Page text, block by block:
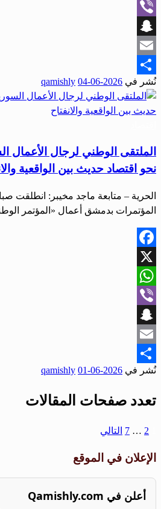
WhatsApp
Viber
Snapchat
Email
Share
نُشر في 2026-06-04
qamishly
الملتقى الوطني لرجال
نحو اقتصاد حديث بين الواقعية
الحرية – متابعة ماجد مخيبر: انطلقت
المؤتمرات بدمشق أعمال «المؤتمر
Facebook
X
WhatsApp
Viber
Snapchat
Email
Share
نُشر في 2026-06-01
qamishly
تعدد صفحات المقالات
2
…
7 التالي
الإعلان في الموقع
أعلن في Qamishly.com